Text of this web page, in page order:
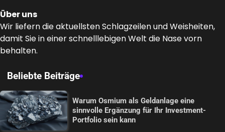
Über uns
Wir liefern die aktuellsten Schlagzeilen und Weisheiten,
damit Sie in einer schnelllebigen Welt die Nase vorn
behalten.
Beliebte Beiträge
Warum Osmium als Geldanlage eine
sinnvolle Ergänzung für Ihr Investment-
Portfolio sein kann